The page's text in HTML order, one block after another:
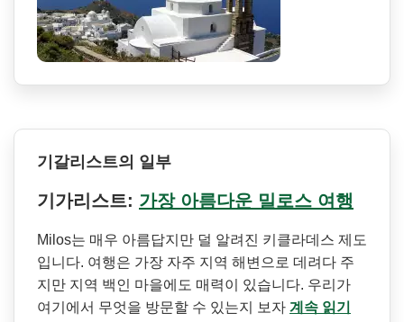
기갈리스트의 일부
기가리스트: 가장 아름다운 밀로스 여행
Milos는 매우 아름답지만 덜 알려진 키클라데스 제도
입니다. 여행은 가장 자주 지역 해변으로 데려다 주
지만 지역 백인 마을에도 매력이 있습니다. 우리가
여기에서 무엇을 방문할 수 있는지 보자 계속 읽기